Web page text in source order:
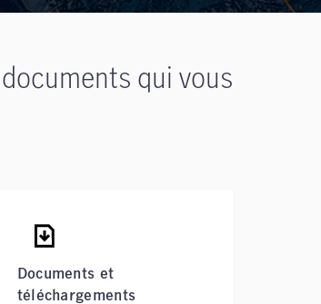
qui vous
Documents et
téléchargements